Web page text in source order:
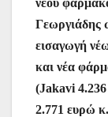
νέου
Γεωργιάδης
εισαγωγή
και νέα
(Jakavi
2.771 ευρώ